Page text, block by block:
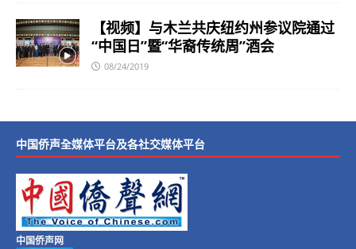
【视频】与木兰共庆纽约州参议院通过
“中国日”暨“华裔传统周”酒会
08/24/2019
中国侨声全媒体平台及各社交媒体平台
中国侨声网